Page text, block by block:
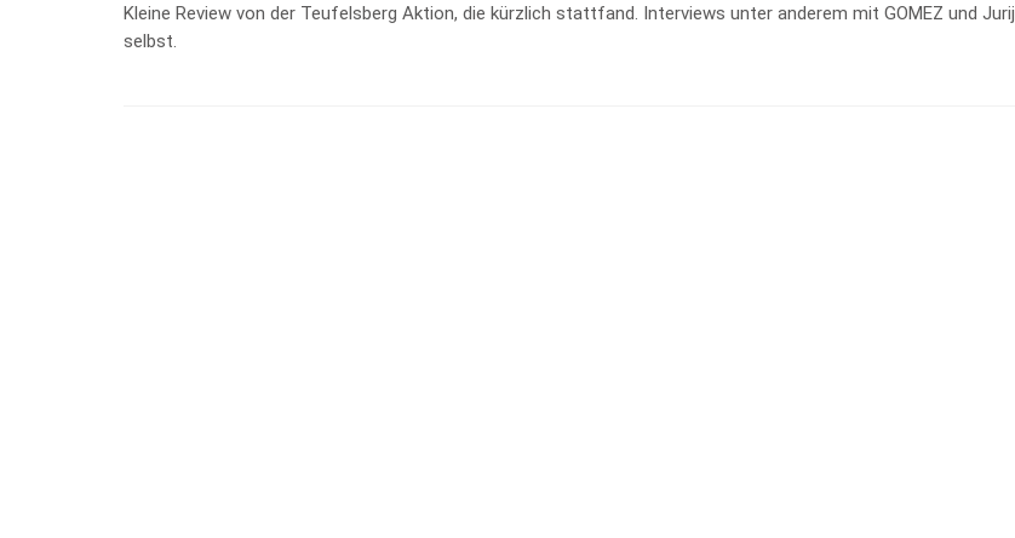
Kleine Review von der Teufelsberg Aktion, die kürzlich stattfand. Interviews unter anderem mit GOMEZ und Jurij
selbst.